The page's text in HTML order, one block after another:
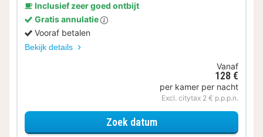
Inclusief zeer goed ontbijt
Gratis annulatie
Vooraf betalen
Bekijk details
Vanaf
128 €
per kamer per nacht
Excl. citytax 2 € p.p.p.n.
Zoek datumvoor Comfort Double